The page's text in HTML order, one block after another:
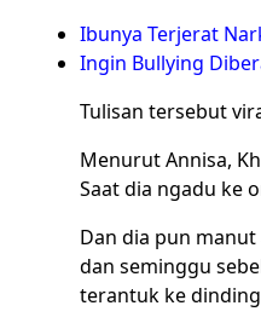
Ibunya Terjerat
Ingin Bullying
Tulisan tersebut
Menurut Annisa,
Saat dia ngadu ke
Dan dia pun
dan seminggu
terantuk ke